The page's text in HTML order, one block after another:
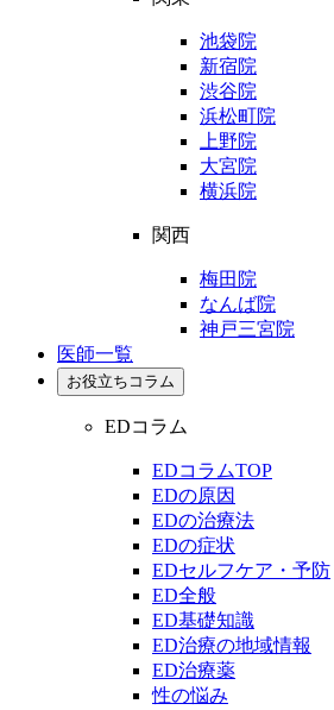
池袋院
新宿院
渋谷院
浜松町院
上野院
大宮院
横浜院
関西
梅田院
なんば院
神戸三宮院
医師一覧
お役立ちコラム
EDコラム
EDコラムTOP
EDの原因
EDの治療法
EDの症状
EDセルフケア・予防
ED全般
ED基礎知識
ED治療の地域情報
ED治療薬
性の悩み